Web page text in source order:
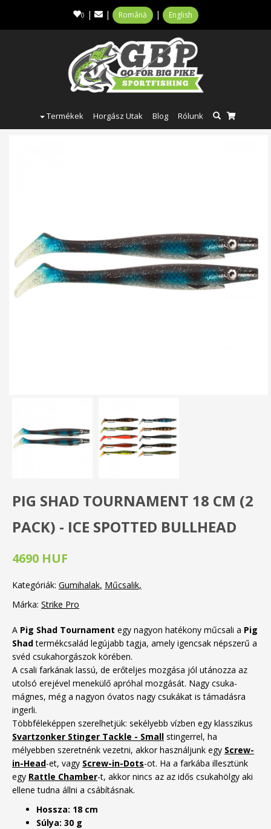
0 | | Română | English
Termékek Horgász Utak Blog Rólunk
PIG SHAD TOURNAMENT 18 CM (2
PACK) - ICE SPOTTED BULLHEAD
4690 HUF
Kategóriák: Gumihalak Műcsalik
Márka: Strike Pro
A Pig Shad Tournament egy nagyon hatékony műcsali a Pig
Shadtermékcsalád legújabb tagja, amely igencsak népszerű a
svéd csukahorgászok körében.
A csali farkának lassú, de erőteljes mozgása jól utánozza az
utolsó erejével menekülő apróhal mozgását. Nagy csuka-
mágnes, még a nagyon óvatos nagy csukákat is támadásra
ingerli.
Többféleképpen szerelhetjük: sekélyebb vízben egy klasszikus
Svartzonker Stinger Tackle - Small stingerrel, ha
mélyebben szeretnénk vezetni, akkor használjunk egy Screw-
in-Head-et, vagy Screw-in-Dots-ot. Ha a farkába illesztünk
egy Rattle Chamber-t, akkor nincs az az idős csukahölgy aki
ellene tudna állni a csábításnak.
Hossza: 18 cm
Súlya: 30 g